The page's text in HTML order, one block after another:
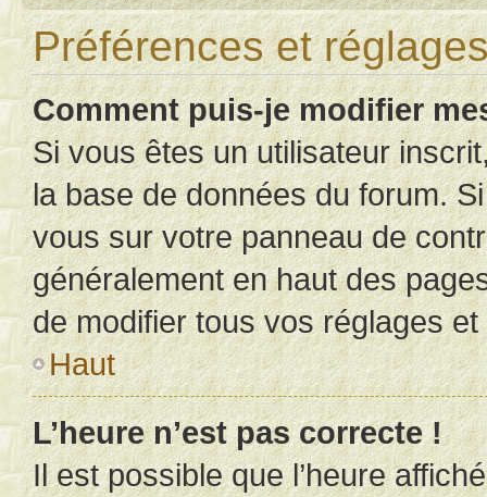
Préférences et
Comment puis-je modifier
Si vous êtes un utilisateur
la base de données du forum.
vous sur votre panneau de
généralement en haut des
de modifier tous vos réglages
Haut
L’heure n’est pas correcte !
Il est possible que l’heure